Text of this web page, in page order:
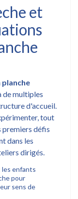
et
planche
de multiples
d'accueil.
tout
premiers défis
dans les
dirigés.
les enfants
pour
sens de